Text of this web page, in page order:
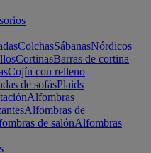
ColchasSábanasNórdicos
CortinasBarras de cortina
Cojín con relleno
de sofásPlaids
Alfombras
Alfombras de
de salónAlfombras